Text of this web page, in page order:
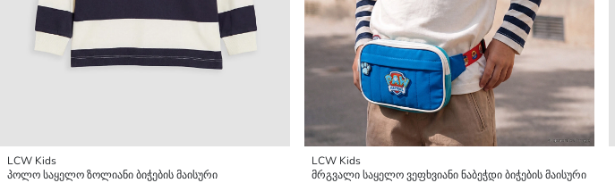
LCW Kids
პოლო საყელო ზოლიანი ბიჭების მაისური
LCW Kids
მრგვალი საყელო ვეფხვიანი ნაბეჭდი ბიჭების მაისური